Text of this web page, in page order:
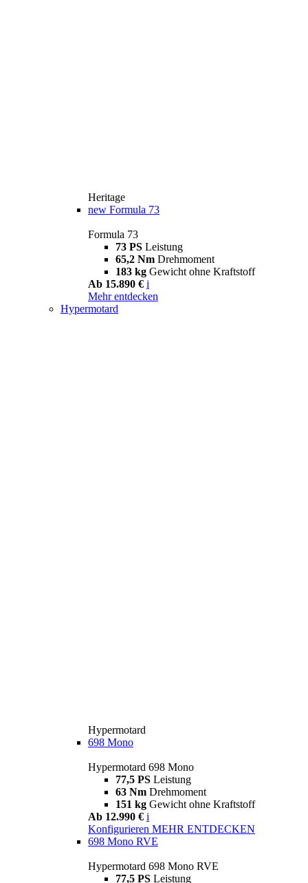
Heritage
new Formula 73
Formula 73
73 PS Leistung
65,2 Nm Drehmoment
183 kg Gewicht ohne Kraftstoff
Ab 15.890 € i
Mehr entdecken
Hypermotard
Hypermotard
698 Mono
Hypermotard 698 Mono
77,5 PS Leistung
63 Nm Drehmoment
151 kg Gewicht ohne Kraftstoff
Ab 12.990 € i
Konfigurieren MEHR ENTDECKEN
698 Mono RVE
Hypermotard 698 Mono RVE
77,5 PS Leistung